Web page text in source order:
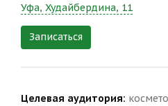
Уфа, Худайбердина, 11
Записаться
Целевая аудитория: